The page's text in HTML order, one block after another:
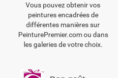
Vous pouvez obtenir vos
peintures encadrées de
différentes manières sur
PeinturePremier.com ou dans
les galeries de votre choix.